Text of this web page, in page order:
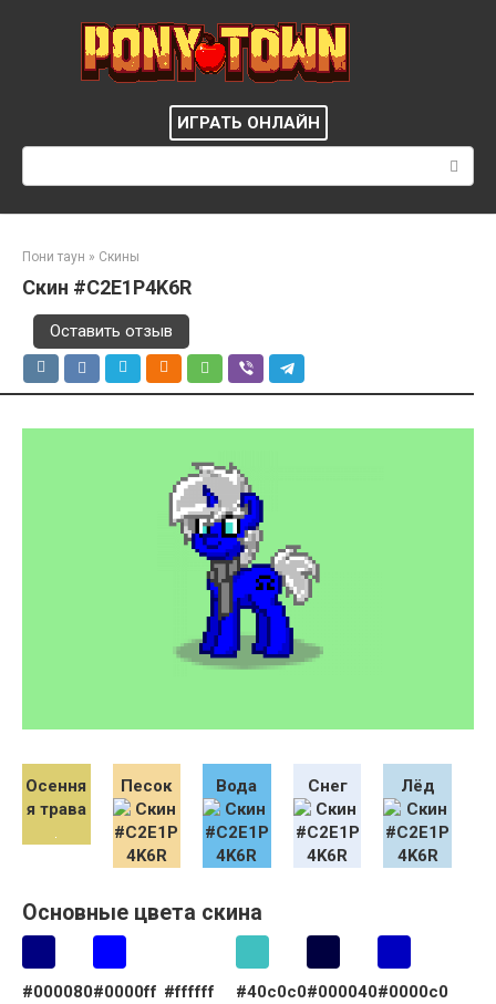
ИГРАТЬ ОНЛАЙН
Пони таун » Скины
Скин #C2E1P4K6R
Оставить отзыв
Осення
я трава
Песок Вода Снег Лёд
Основные цвета скина
#000080#0000ff #ffffff #40c0c0#000040#0000c0